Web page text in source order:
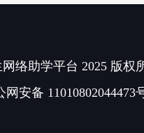
络助学平台 2025 版权
网安备 11010802044473